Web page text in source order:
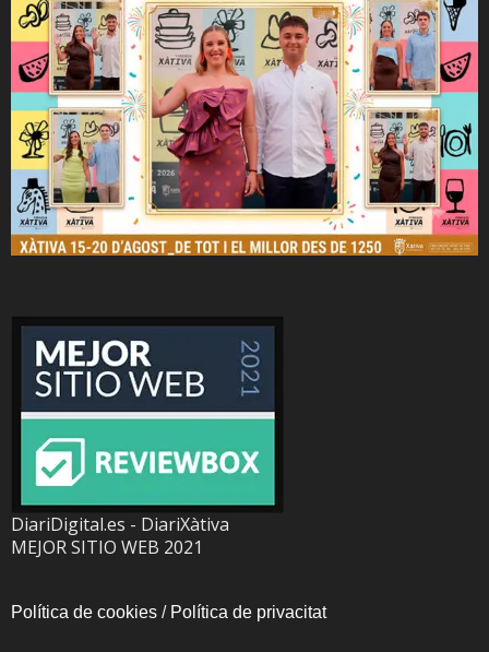
DiariDigital.es - DiariXàtiva
MEJOR SITIO WEB 2021
Política de cookies / Política de privacitat